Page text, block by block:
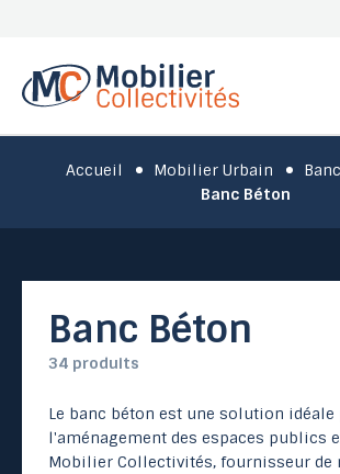
Accueil Mobilier Urbain
Banc Béton
Banc Béton
34 produits
Le banc béton est une solution idéale
l'aménagement des espaces publics
Mobilier Collectivités, fournisseur